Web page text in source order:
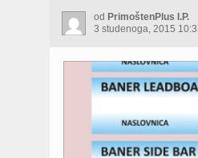
od PrimoštenPlus I.P.
3 studenoga, 2015